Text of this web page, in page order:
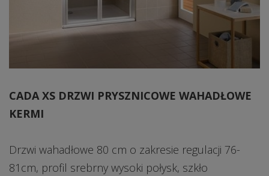
CADA XS DRZWI PRYSZNICOWE WAHADŁOWE
KERMI
Drzwi wahadłowe 80 cm o zakresie regulacji 76-
81cm, profil srebrny wysoki połysk, szkło